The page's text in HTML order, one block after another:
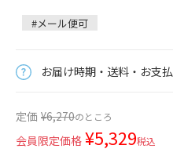
#メール便可
お届け時期・送料・お支
定価 ¥6,270のところ
会員限定価格 ¥5,329税込